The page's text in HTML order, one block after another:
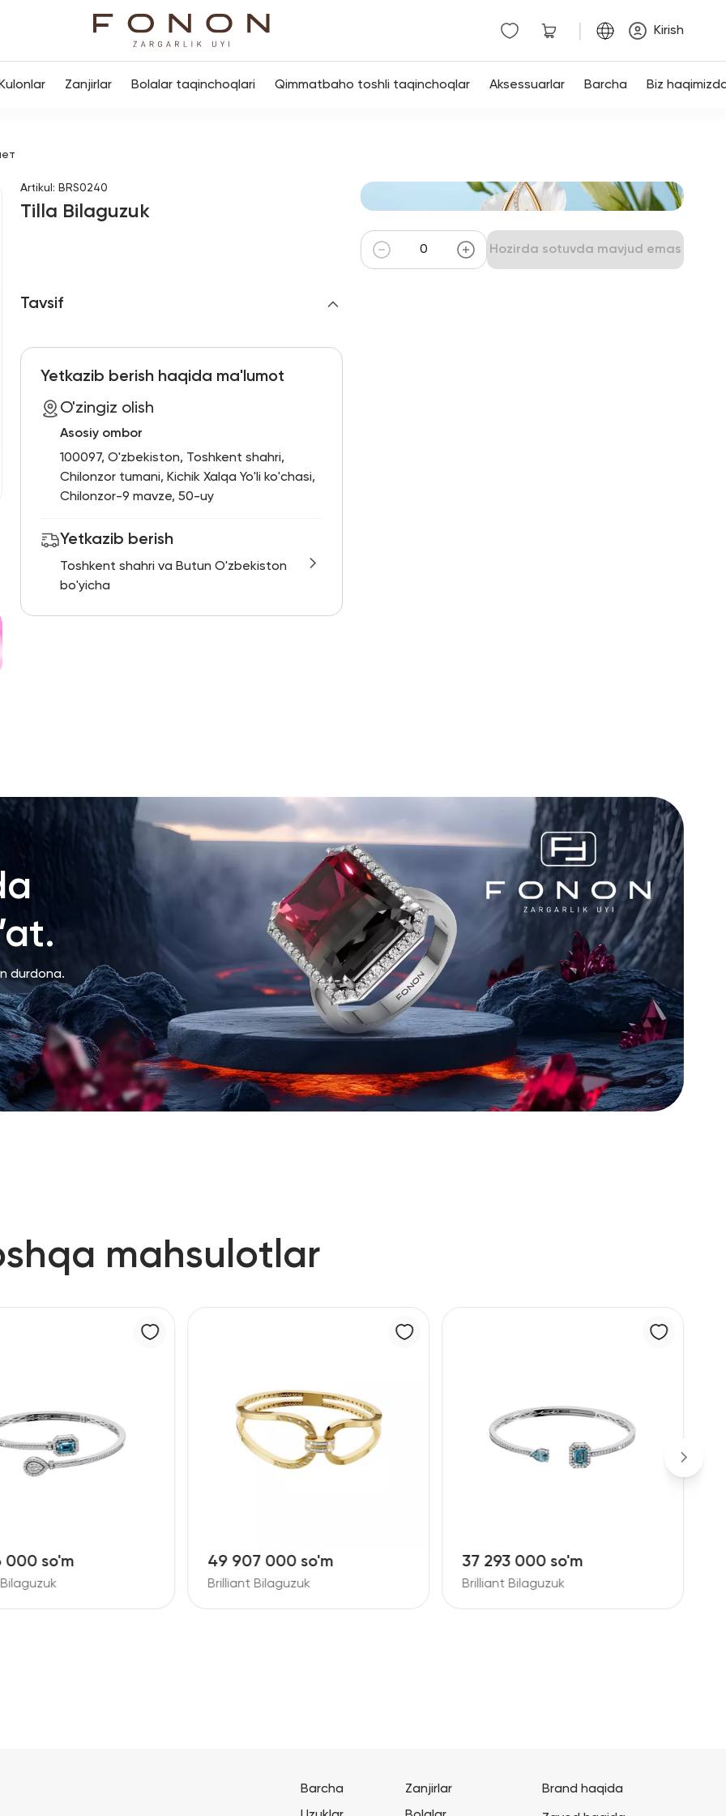
Kirish
Kulonlar Zanjirlar Bolalar taqinchoqlari Qimmatbaho toshli taqinchoqlar Aksessuarlar Barcha Biz
Artikul : BRS0240
Tilla Bilaguzuk
Tavsif
Yetkazib berish haqida ma'lumot
O'zingiz olish
Asosiy ombor
100097, O'zbekiston, Toshkent shahri,
Chilonzor tumani, Kichik Xalqa Yo'li ko'chasi,
Chilonzor-9 mavze, 50-uy
Yetkazib berish
Toshkent shahri va Butun O'zbekiston
bo'yicha
Hozirda sotuvda mavjud emas
durdona.
mahsulotlar
000 so'm 49 907 000 so'm
Brilliant Bilaguzuk
37 293 000 so'm
Brilliant Bilaguzuk
Barcha
Zanjirlar
Brand haqida